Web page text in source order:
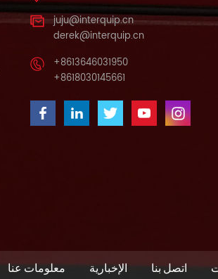
juju@interquip.cn
derek@interquip.cn
+8613646031950
+8618030145661
معلومات عنا الإخبارية اتصل بنا